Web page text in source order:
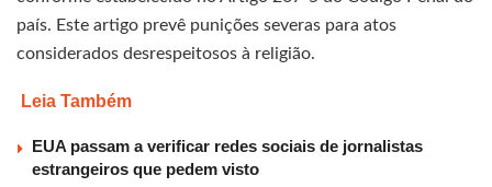
país. Este artigo prevê punições severas para atos
considerados desrespeitosos à religião.
Leia Também
EUA passam a verificar redes sociais de jornalistas
estrangeiros que pedem visto